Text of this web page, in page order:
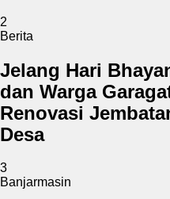
2
Berita
Jelang Hari
dan Warga
Renovasi
Desa
3
Banjarmasin